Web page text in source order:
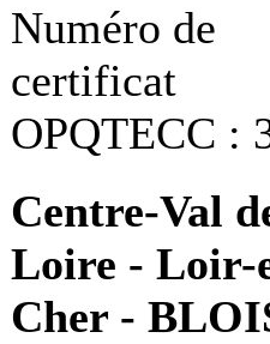
Numéro de
certificat
OPQTECC :
Centre-Val
Loire - Loir-
Cher -